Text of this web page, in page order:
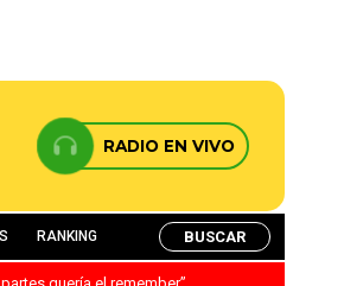
RADIO EN VIVO
RANKING BUSCAR